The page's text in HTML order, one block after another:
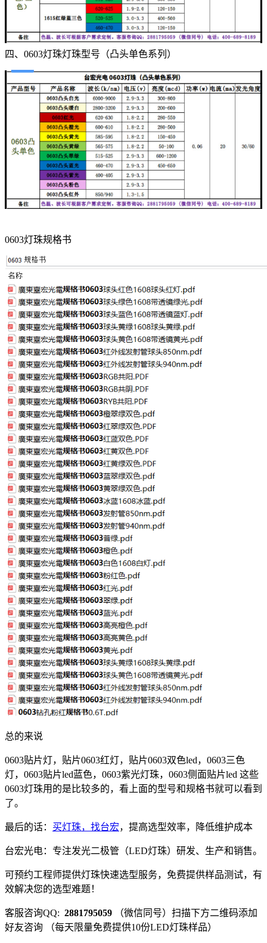
四、0603灯珠灯珠型号（凸头单色系列）
0603灯珠规格书
总的来说
0603贴片灯，贴片0603红灯，贴片0603双色led，0603三色
灯，0603贴片led蓝色，0603紫光灯珠，0603侧面贴片led 这些
0603灯珠用的是比较多的，看上面的型号和规格书就可以看到
了。
最后的话： 买灯珠，找台宏，提高选型效率，降低维护成本
台宏光电：专注发光二极管（LED灯珠）研发、生产和销售。
可预约工程师提供灯珠快速选型服务，免费提供样品测试，有
效解决您的选型难题！
客服咨询QQ: 2881795059
（微信同号）扫描下方二维码添加
好友咨询 （每天限量免费提供10份LED灯珠样品）